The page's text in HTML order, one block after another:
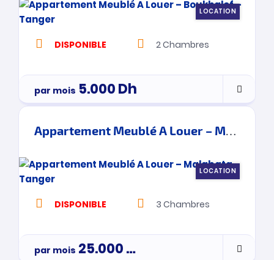
LOCATION
DISPONIBLE 2Chambres
par mois 5.000Dh
Appartement Meublé A Louer – Malabata – Tanger
LOCATION
DISPONIBLE 3 Chambres
par mois 25.000Dh